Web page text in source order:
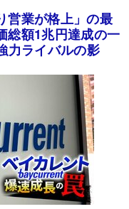
営業が格上」の最
総額1兆円達成の一
力ライバルの影